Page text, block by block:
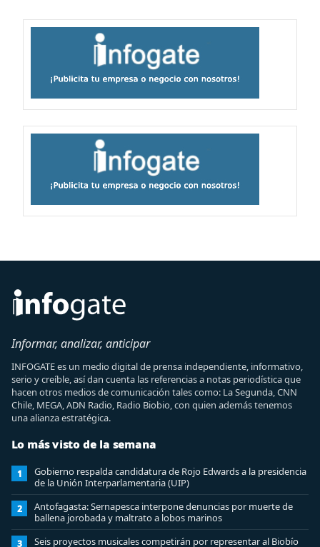
Informar, analizar, anticipar
INFOGATE es un medio digital de prensa independiente, informativo,
serio y creíble, así dan cuenta las referencias a notas periodística que
hacen otros medios de comunicación tales como: La Segunda, CNN
Chile, MEGA, ADN Radio, Radio Biobio, con quien además tenemos
una alianza estratégica.
Lo más visto de la semana
1
Gobierno respalda candidatura de Rojo Edwards a la presidencia
de la Unión Interparlamentaria (UIP)
2
Antofagasta: Sernapesca interpone denuncias por muerte de
ballena jorobada y maltrato a lobos marinos
3
Seis proyectos musicales competirán por representar al Biobío